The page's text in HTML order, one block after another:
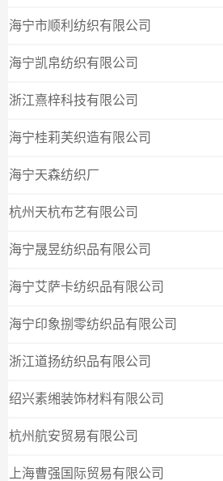
海宁市顺利纺织有限公司
海宁凯帛纺织有限公司
浙江熹梓科技有限公司
海宁桂莉芙织造有限公司
海宁天森纺织厂
杭州天杭布艺有限公司
海宁晟昱纺织品有限公司
海宁艾萨卡纺织品有限公司
海宁印象捌零纺织品有限公司
浙江道扬纺织品有限公司
绍兴素缃装饰材料有限公司
杭州航安贸易有限公司
上海曹强国际贸易有限公司